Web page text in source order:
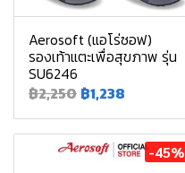
Aerosoft (แอโร่ซอฟ)
รองเท้าแตะเพื่อสุขภาพ รุ่น
SU6246
฿2,250 ฿1,238
-45%